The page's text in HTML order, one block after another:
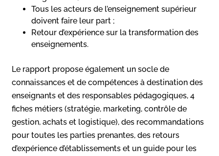
Tous les acteurs de l’enseignement supérieur
doivent faire leur part ;
Retour d’expérience sur la transformation des
enseignements.
Le rapport propose également un socle de
connaissances et de compétences à destination des
enseignants et des responsables pédagogiques, 4
fiches métiers (stratégie, marketing, contrôle de
gestion, achats et logistique), des recommandations
pour toutes les parties prenantes, des retours
d’expérience d’établissements et un guide pour les